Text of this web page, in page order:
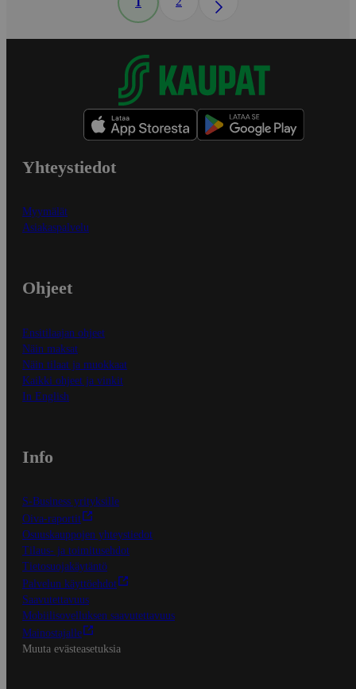
Yhteystiedot
Myymälät
Asiakaspalvelu
Ohjeet
Ensitilaajan ohjeet
Näin maksat
Näin tilaat ja muokkaat
Kaikki ohjeet ja vinkit
In English
Info
S-Business yrityksille
Oiva-raportit
Osuuskauppojen yhteystiedot
Tilaus- ja toimitusehdot
Tietosuojakäytäntö
Palvelun käyttöehdot
Saavutettavuus
Mobiilisovelluksen saavutettavuus
Mainostajalle
Muuta evästeasetuksia